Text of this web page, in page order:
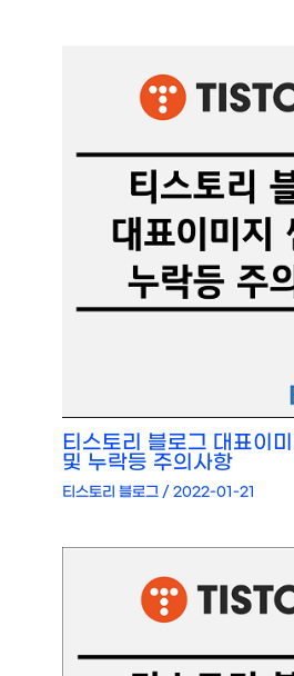
티스토리 블로그 대표이
및 누락등 주의사항
티스토리 블로그 /2022-01-21